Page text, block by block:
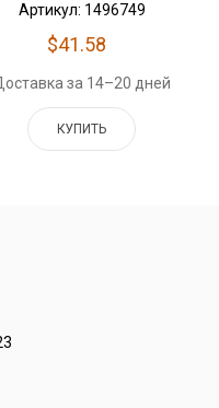
Артикул: 1496749
$41.58
за 14–20 дней
КУПИТЬ